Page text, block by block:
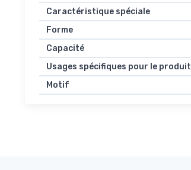
Caractéristique spéciale
Forme
Capacité
Usages spécifiques pour le produit
Motif